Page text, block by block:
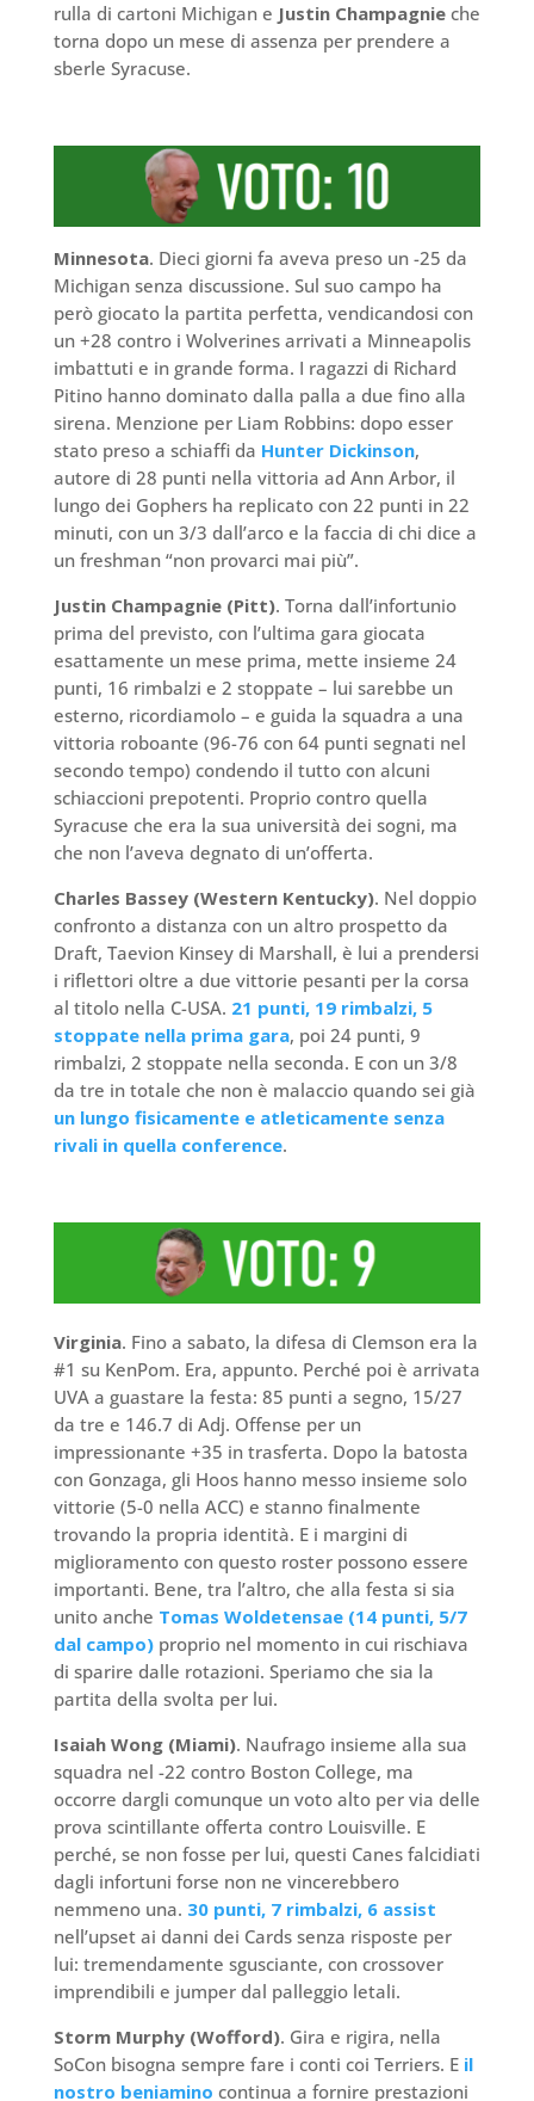
rulla di cartoni Michigan e Justin Champagnieche
torna dopo un mese di assenza per prendere a
sberle Syracuse.
Minnesota. Dieci giorni fa aveva preso un -25 da
Michigan senza discussione. Sul suo campo ha
però giocato la partita perfetta, vendicandosi con
un +28 contro i Wolverines arrivati a Minneapolis
imbattuti e in grande forma. I ragazzi di Richard
Pitino hanno dominato dalla palla a due fino alla
sirena. Menzione per Liam Robbins: dopo esser
stato preso a schiaffi da Hunter Dickinson,
autore di 28 punti nella vittoria ad Ann Arbor, il
lungo dei Gophers ha replicato con 22 punti in 22
minuti, con un 3/3 dall’arco e la faccia di chi dice a
un freshman “non provarci mai più”.
Justin Champagnie (Pitt). Torna dall’infortunio
prima del previsto, con l’ultima gara giocata
esattamente un mese prima, mette insieme 24
punti, 16 rimbalzi e 2 stoppate – lui sarebbe un
esterno, ricordiamolo – e guida la squadra a una
vittoria roboante (96-76 con 64 punti segnati nel
secondo tempo) condendo il tutto con alcuni
schiaccioni prepotenti. Proprio contro quella
Syracuse che era la sua università dei sogni, ma
che non l’aveva degnato di un’offerta.
Charles Bassey (Western Kentucky). Nel doppio
confronto a distanza con un altro prospetto da
Draft, Taevion Kinsey di Marshall, è lui a prendersi
i riflettori oltre a due vittorie pesanti per la corsa
al titolo nella C-USA. 21 punti, 19 rimbalzi, 5
stoppate nella prima gara, poi 24 punti, 9
rimbalzi, 2 stoppate nella seconda. E con un 3/8
da tre in totale che non è malaccio quando sei già
un lungo fisicamente e atleticamente senza
rivali in quella conference.
Virginia. Fino a sabato, la difesa di Clemson era la
#1 su KenPom. Era, appunto. Perché poi è arrivata
UVA a guastare la festa: 85 punti a segno, 15/27
da tre e 146.7 di Adj. Offense per un
impressionante +35 in trasferta. Dopo la batosta
con Gonzaga, gli Hoos hanno messo insieme solo
vittorie (5-0 nella ACC) e stanno finalmente
trovando la propria identità. E i margini di
miglioramento con questo roster possono essere
importanti. Bene, tra l’altro, che alla festa si sia
unito anche Tomas Woldetensae (14 punti, 5/7
dal campo)proprio nel momento in cui rischiava
di sparire dalle rotazioni. Speriamo che sia la
partita della svolta per lui.
Isaiah Wong (Miami). Naufrago insieme alla sua
squadra nel -22 contro Boston College, ma
occorre dargli comunque un voto alto per via delle
prova scintillante offerta contro Louisville. E
perché, se non fosse per lui, questi Canes falcidiati
dagli infortuni forse non ne vincerebbero
nemmeno una. 30 punti, 7 rimbalzi, 6 assist
nell’upset ai danni dei Cards senza risposte per
lui: tremendamente sgusciante, con crossover
imprendibili e jumper dal palleggio letali.
Storm Murphy (Wofford). Gira e rigira, nella
SoCon bisogna sempre fare i conti coi Terriers. E il
nostro beniamino continua a fornire prestazioni